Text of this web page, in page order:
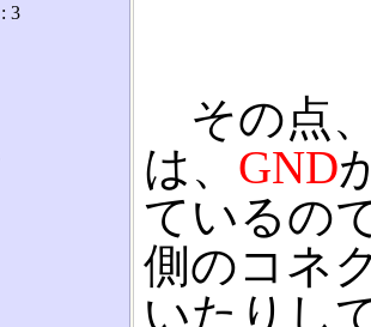
その点
は、 GND
ているの
側のコネ
いたりし
: 3